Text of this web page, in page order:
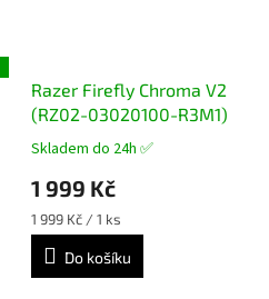
Razer Firefly Chroma V2
(RZ02-03020100-R3M1)
Průměrné
produktu
je
5,0
5
Skladem do 24h ✅
1 999 Kč
Měrná
cena:
1 999 Kč / 1 ks
Do košíku